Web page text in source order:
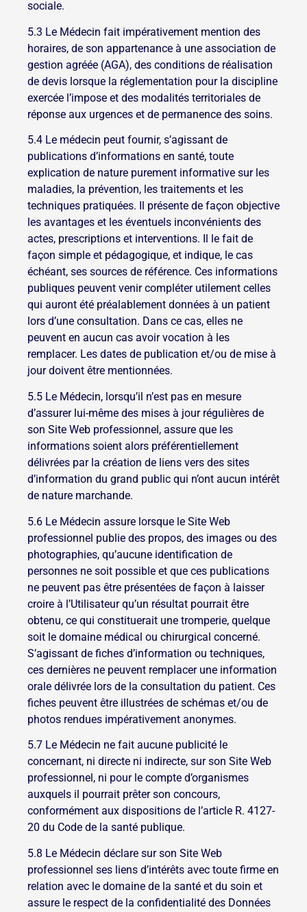
sociale.
5.3 Le Médecin fait impérativement mention des
horaires, de son appartenance à une association de
gestion agréée (AGA), des conditions de réalisation
de devis lorsque la réglementation pour la discipline
exercée l’impose et des modalités territoriales de
réponse aux urgences et de permanence des soins.
5.4 Le médecin peut fournir, s’agissant de
publications d’informations en santé, toute
explication de nature purement informative sur les
maladies, la prévention, les traitements et les
techniques pratiquées. Il présente de façon objective
les avantages et les éventuels inconvénients des
actes, prescriptions et interventions. Il le fait de
façon simple et pédagogique, et indique, le cas
échéant, ses sources de référence. Ces informations
publiques peuvent venir compléter utilement celles
qui auront été préalablement données à un patient
lors d’une consultation. Dans ce cas, elles ne
peuvent en aucun cas avoir vocation à les
remplacer. Les dates de publication et/ou de mise à
jour doivent être mentionnées.
5.5 Le Médecin, lorsqu’il n’est pas en mesure
d’assurer lui-même des mises à jour régulières de
son Site Web professionnel, assure que les
informations soient alors préférentiellement
délivrées par la création de liens vers des sites
d’information du grand public qui n’ont aucun intérêt
de nature marchande.
5.6 Le Médecin assure lorsque le Site Web
professionnel publie des propos, des images ou des
photographies, qu’aucune identification de
personnes ne soit possible et que ces publications
ne peuvent pas être présentées de façon à laisser
croire à l’Utilisateur qu’un résultat pourrait être
obtenu, ce qui constituerait une tromperie, quelque
soit le domaine médical ou chirurgical concerné.
S’agissant de fiches d’information ou techniques,
ces dernières ne peuvent remplacer une information
orale délivrée lors de la consultation du patient. Ces
fiches peuvent être illustrées de schémas et/ou de
photos rendues impérativement anonymes.
5.7 Le Médecin ne fait aucune publicité le
concernant, ni directe ni indirecte, sur son Site Web
professionnel, ni pour le compte d’organismes
auxquels il pourrait prêter son concours,
conformément aux dispositions de l’article R. 4127-
20 du Code de la santé publique.
5.8 Le Médecin déclare sur son Site Web
professionnel ses liens d’intérêts avec toute firme en
relation avec le domaine de la santé et du soin et
assure le respect de la confidentialité des Données